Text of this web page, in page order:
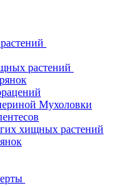
растений
Мухоловки
хищных растений